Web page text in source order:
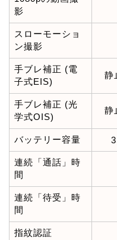
影
スローモーショ
ン撮影
手ブレ補正 (電
子式EIS)
静
手ブレ補正 (光
学式OIS)
静
バッテリー容量
連続「通話」時
間
連続「待受」時
間
指紋認証